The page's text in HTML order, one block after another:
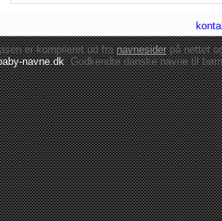
er kompileret ud franavnesiderpå nettet
navne.dk: Godkendte danskenavne til børn